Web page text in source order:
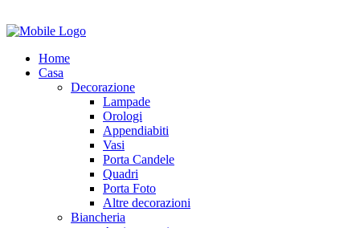
Home
Casa
Decorazione
Lampade
Orologi
Appendiabiti
Vasi
Porta Candele
Quadri
Porta Foto
Altre decorazioni
Biancheria